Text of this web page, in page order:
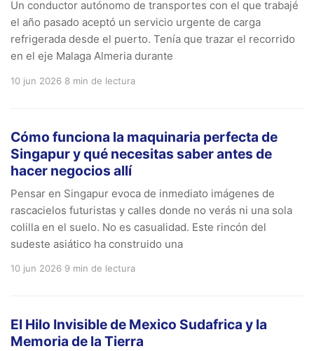
Un conductor autónomo de transportes con el que trabajé
el año pasado aceptó un servicio urgente de carga
refrigerada desde el puerto. Tenía que trazar el recorrido
en el eje Malaga Almeria durante
10 jun 2026 8 min de lectura
Cómo funciona la maquinaria perfecta de
Singapur y qué necesitas saber antes de
hacer negocios allí
Pensar en Singapur evoca de inmediato imágenes de
rascacielos futuristas y calles donde no verás ni una sola
colilla en el suelo. No es casualidad. Este rincón del
sudeste asiático ha construido una
10 jun 2026 9 min de lectura
El Hilo Invisible de Mexico Sudafrica y la
Memoria de la Tierra